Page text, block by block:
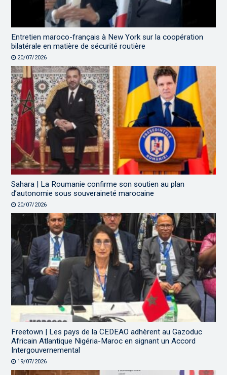
Entretien maroco-français à New York sur la coopération
bilatérale en matière de sécurité routière
20/07/2026
Sahara | La Roumanie confirme son soutien au plan
d’autonomie sous souveraineté marocaine
20/07/2026
Freetown | Les pays de la CEDEAO adhèrent au Gazoduc
Africain Atlantique Nigéria-Maroc en signant un Accord
Intergouvernemental
19/07/2026